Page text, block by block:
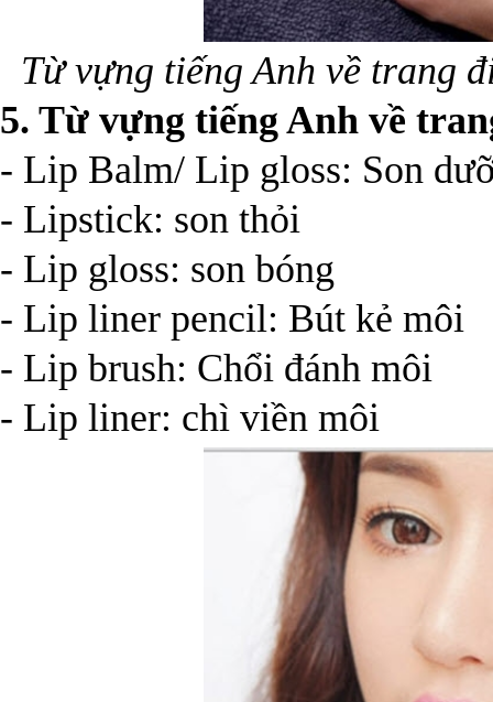
Từ vựng tiếng Anh về trang
5. Từ vựng tiếng Anh về
- Lip Balm/ Lip gloss: Son
- Lipstick: son thỏi
- Lip gloss: son bóng
- Lip liner pencil: Bút kẻ môi
- Lip brush: Chổi đánh môi
- Lip liner: chì viền môi